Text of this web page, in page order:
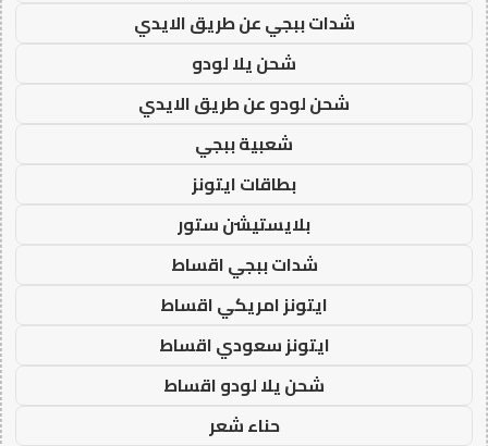
شدات ببجي عن طريق الايدي
شحن يلا لودو
شحن لودو عن طريق الايدي
شعبية ببجي
بطاقات ايتونز
بلايستيشن ستور
شدات ببجي اقساط
ايتونز امريكي اقساط
ايتونز سعودي اقساط
شحن يلا لودو اقساط
حناء شعر